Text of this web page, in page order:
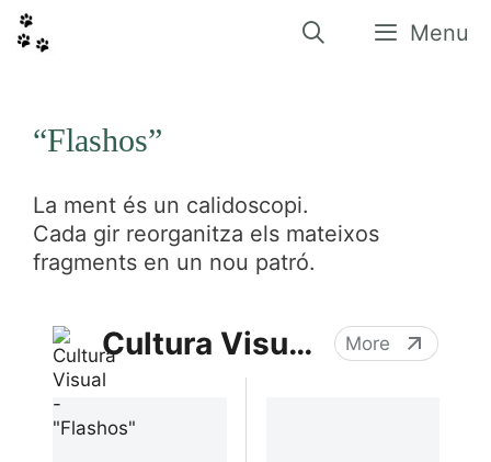
contingut
Menu
“Flashos”
La ment és un calidoscopi.
Cada gir reorganitza els mateixos
fragments en un nou patró.